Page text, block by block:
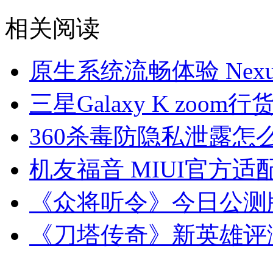
相关阅读
原生系统流畅体验
三星Galaxy K zoom行
360杀毒防隐私泄露怎
机友福音 MIUI官方适
《众将听令》今日公
《刀塔传奇》新英雄